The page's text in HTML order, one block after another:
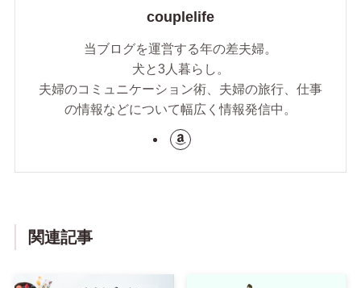
couplelife
当ブログを運営する年の差夫婦。
犬と3人暮らし。
夫婦のコミュニケーション術、夫婦の旅行、仕事
の情報などについて幅広く情報発信中。
関連記事